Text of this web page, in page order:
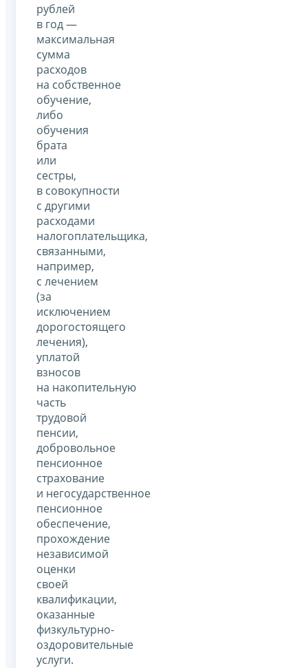
рублей
в год —
максимальная
сумма
расходов
на собственное
обучение,
либо
обучения
брата
или
сестры,
в совокупности
с другими
расходами
налогоплательщика,
связанными,
например,
с лечением
(за
исключением
дорогостоящего
лечения),
уплатой
взносов
на накопительную
часть
трудовой
пенсии,
добровольное
пенсионное
страхование
и негосударственное
пенсионное
обеспечение,
прохождение
независимой
оценки
своей
квалификации,
оказанные
физкультурно-
оздоровительные
услуги.